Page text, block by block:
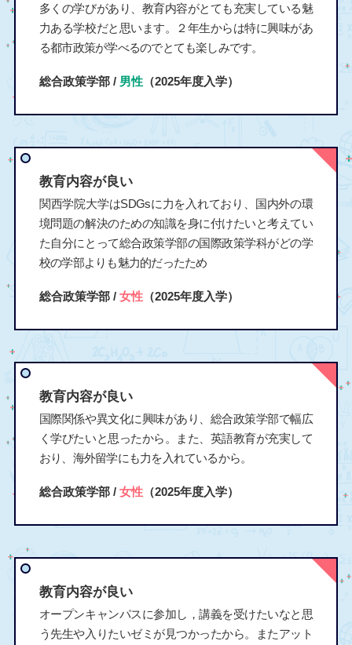
多くの学びがあり、教育内容がとても充実している魅
力ある学校だと思います。２年生からは特に興味があ
る都市政策が学べるのでとても楽しみです。
総合政策学部 / 男性（2025年度入学）
教育内容が良い
関西学院大学はSDGsに力を入れており、国内外の環
境問題の解決のための知識を身に付けたいと考えてい
た自分にとって総合政策学部の国際政策学科がどの学
校の学部よりも魅力的だったため
総合政策学部 / 女性（2025年度入学）
教育内容が良い
国際関係や異文化に興味があり、総合政策学部で幅広
く学びたいと思ったから。また、英語教育が充実して
おり、海外留学にも力を入れているから。
総合政策学部 / 女性（2025年度入学）
教育内容が良い
オープンキャンパスに参加し，講義を受けたいなと思
う先生や入りたいゼミが見つかったから。またアット